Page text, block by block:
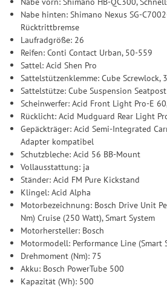
Nabe hinten: Shimano Nexus SG-
Rücktrittbremse
Laufradgröße: 26
Reifen: Conti Contact Urban, 50-559
Sattel: Acid Shen Pro
Sattelstützenklemme: Cube Screwlock,
Sattelstütze: Cube Suspension
Scheinwerfer: Acid Front Light Pro-E
Rücklicht: Acid Mudguard Rear Light
Gepäckträger: Acid Semi-Integrated
Adapter kompatibel
Schutzbleche: Acid 56 BB-Mount
Vollausstattung: ja
Ständer: Acid FM Pure Kickstand
Klingel: Acid Alpha
Motorbezeichnung: Bosch Drive Unit
Nm) Cruise (250 Watt), Smart System
Motorhersteller: Bosch
Motormodell: Performance Line (Smart
Drehmoment (Nm): 75
Akku: Bosch PowerTube 500
Kapazität (Wh): 500